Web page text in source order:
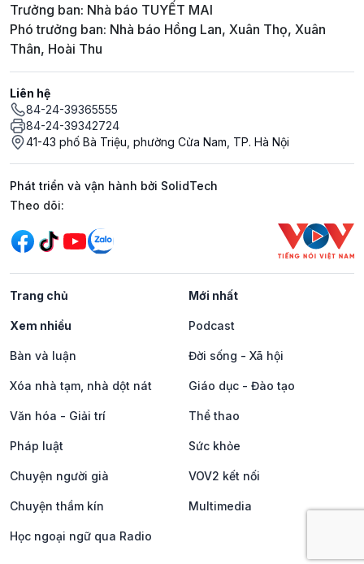
Trưởng ban: Nhà báo TUYẾT MAI
Phó trưởng ban: Nhà báo Hồng Lan, Xuân Thọ, Xuân
Thân, Hoài Thu
Liên hệ
84-24-39365555
84-24-39342724
41-43 phố Bà Triệu, phường Cửa Nam, TP. Hà Nội
Phát triển và vận hành bởi SolidTech
Mạng xã hội
Theo dõi:
Trang chủ Mới nhất
Xem nhiều Podcast
Bàn và luận Đời sống - Xã hội
Xóa nhà tạm, nhà dột nát Giáo dục - Đào tạo
Văn hóa - Giải trí Thể thao
Pháp luật Sức khỏe
Chuyện người già VOV2 kết nối
Chuyện thầm kín Multimedia
Học ngoại ngữ qua Radio